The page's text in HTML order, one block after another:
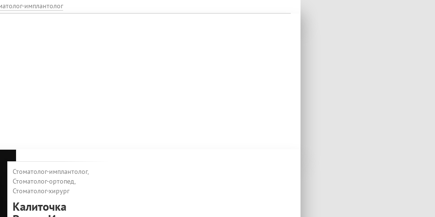
имплантолог
Стоматолог-имплантолог,
Стоматолог-ортопед,
Стоматолог-хирург
Калиточка